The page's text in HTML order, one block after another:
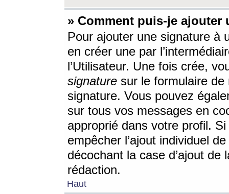
» Comment puis-je ajouter
Pour ajouter une signature à
en créer une par
l’Utilisateur. Une fois crée,
signature sur le formulaire de
signature. Vous pouvez
sur tous vos messages en
approprié dans votre profil.
empêcher l’ajout individuel
décochant la case d’ajout
rédaction.
Haut